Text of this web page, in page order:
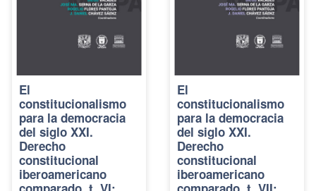
El
constitucionalismo
para la democracia
del siglo XXI.
Derecho
constitucional
iberoamericano
El
constitucionalismo
para la democracia
del siglo XXI.
Derecho
constitucional
iberoamericano